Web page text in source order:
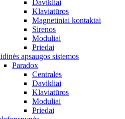
Davikliai
Klaviatūros
Magnetiniai kontaktai
Sirenos
Moduliai
Priedai
apsaugos sistemos
Paradox
Centralės
Davikliai
Klaviatūros
Moduliai
Priedai